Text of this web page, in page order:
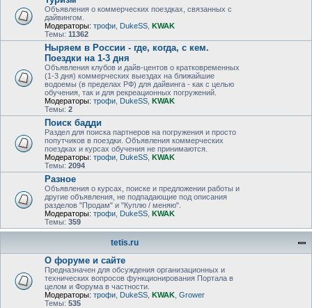
Объявления о коммерческих поездках, связанных с
дайвингом.
Модераторы: трофи DukeSS KWAK
Темы: 11362
Ныряем в России - где, когда, с кем.
Поездки на 1-3 дня
Объявления клубов и дайв-центов о кратковременных
(1-3 дня) коммерческих выездах на ближайшие
водоемы (в пределах РФ) для дайвинга - как с целью
обучения, так и для рекреационных погружений.
Модераторы: трофи DukeSS KWAK
Темы: 2
Поиск бадди
Раздел для поиска партнеров на погружения и просто
попутчиков в поездки. Объявления коммерческих
поездках и курсах обучения не принимаются.
Модераторы: трофи DukeSS KWAK
Темы: 2094
Разное
Объявления о курсах, поиске и предложении работы и
другие объявления, не подпадающие под описания
разделов "Продам" и "Куплю / меняю".
Модераторы: трофи DukeSS KWAK
Темы: 359
tetis.ru
О форуме и сайте
Предназначен для обсуждения организационных и
технических вопросов функционирования Портала в
целом и Форума в частности.
Модераторы: трофи DukeSS KWAK Grower
Темы: 535